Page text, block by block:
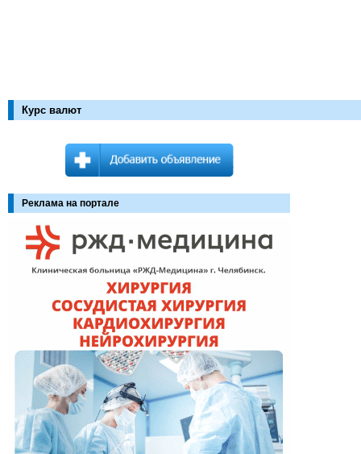
Курс валют
Реклама на портале